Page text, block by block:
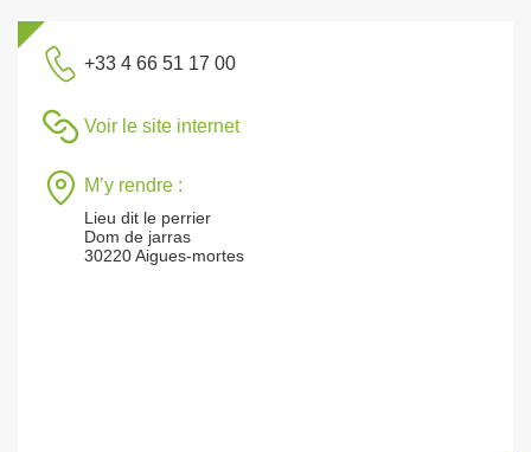
+33 4 66 51 17 00
Voir le site internet
M’y rendre :
Lieu dit le perrier
Dom de jarras
30220 Aigues-mortes